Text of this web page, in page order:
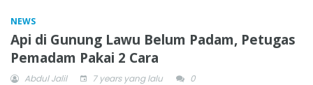
NEWS
Api di Gunung Lawu Belum Padam, Petugas
Pemadam Pakai 2 Cara
Abdul Jalil 7 years yang lalu 0